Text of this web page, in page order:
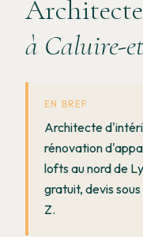
à Caluire-
EN BREF
Architecte
rénovation
lofts au nord de
gratuit, devis
Z.